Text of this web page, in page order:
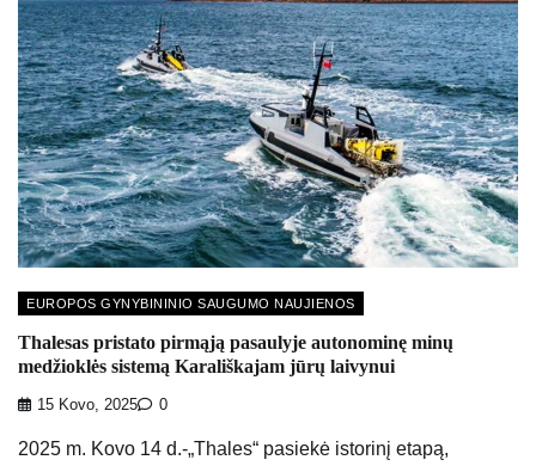
EUROPOS GYNYBININIO SAUGUMO NAUJIENOS
Thalesas pristato pirmąją pasaulyje autonominę minų
medžioklės sistemą Karališkajam jūrų laivynui
15 Kovo, 2025 0
2025 m. Kovo 14 d.-„Thales“ pasiekė istorinį etapą,